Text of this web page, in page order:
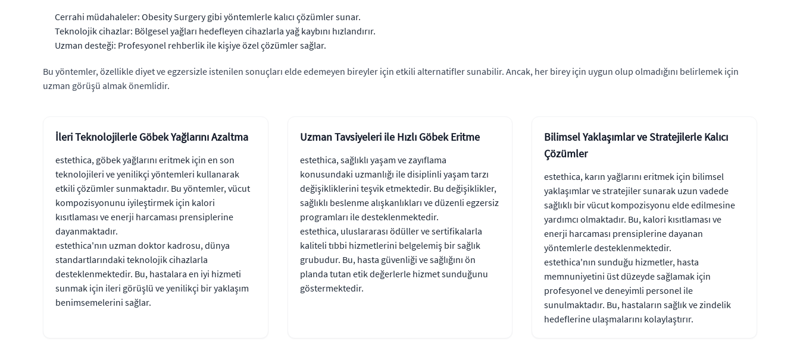
Cerrahi müdahaleler: Obesity Surgery gibi yöntemlerle kalıcı çözümler sunar.
Teknolojik cihazlar: Bölgesel yağları hedefleyen cihazlarla yağ kaybını hızlandırır.
Uzman desteği: Profesyonel rehberlik ile kişiye özel çözümler sağlar.
Bu yöntemler, özellikle diyet ve egzersizle istenilen sonuçları elde edemeyen bireyler için etkili alternatifler sunabilir. Ancak, her birey için uygun olup olmadığını belirlemek için
uzman görüşü almak önemlidir.
İleri Teknolojilerle Göbek Yağlarını Azaltma
estethica, göbek yağlarını eritmek için en son
teknolojileri ve yenilikçi yöntemleri kullanarak
etkili çözümler sunmaktadır. Bu yöntemler, vücut
kompozisyonunu iyileştirmek için kalori
kısıtlaması ve enerji harcaması prensiplerine
dayanmaktadır.
estethica'nın uzman doktor kadrosu, dünya
standartlarındaki teknolojik cihazlarla
desteklenmektedir. Bu, hastalara en iyi hizmeti
sunmak için ileri görüşlü ve yenilikçi bir yaklaşım
benimsemelerini sağlar.
Uzman Tavsiyeleri ile Hızlı Göbek Eritme
estethica, sağlıklı yaşam ve zayıflama
konusundaki uzmanlığı ile disiplinli yaşam tarzı
değişikliklerini teşvik etmektedir. Bu değişiklikler,
sağlıklı beslenme alışkanlıkları ve düzenli egzersiz
programları ile desteklenmektedir.
estethica, uluslararası ödüller ve sertifikalarla
kaliteli tıbbi hizmetlerini belgelemiş bir sağlık
grubudur. Bu, hasta güvenliği ve sağlığını ön
planda tutan etik değerlerle hizmet sunduğunu
göstermektedir.
Bilimsel Yaklaşımlar ve Stratejilerle Kalıcı
Çözümler
estethica, karın yağlarını eritmek için bilimsel
yaklaşımlar ve stratejiler sunarak uzun vadede
sağlıklı bir vücut kompozisyonu elde edilmesine
yardımcı olmaktadır. Bu, kalori kısıtlaması ve
enerji harcaması prensiplerine dayanan
yöntemlerle desteklenmektedir.
estethica'nın sunduğu hizmetler, hasta
memnuniyetini üst düzeyde sağlamak için
profesyonel ve deneyimli personel ile
sunulmaktadır. Bu, hastaların sağlık ve zindelik
hedeflerine ulaşmalarını kolaylaştırır.